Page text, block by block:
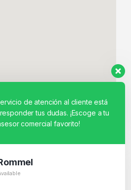
RESERVADOS - TECNIT TU TIENDA
TECNOLÓGICA.
de atención al cliente está
tus dudas. ¡Escoge a tu
comercial favorito!